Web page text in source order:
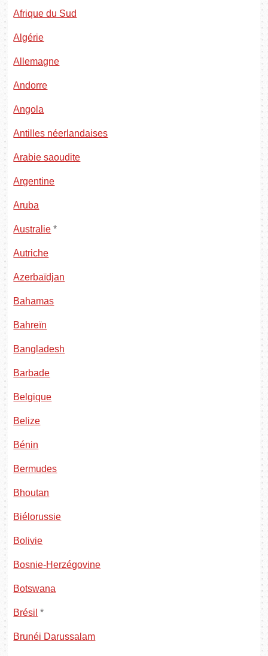
Afrique du Sud
Algérie
Allemagne
Andorre
Angola
Antilles néerlandaises
Arabie saoudite
Argentine
Aruba
Australie *
Autriche
Azerbaïdjan
Bahamas
Bahreïn
Bangladesh
Barbade
Belgique
Belize
Bénin
Bermudes
Bhoutan
Biélorussie
Bolivie
Bosnie-Herzégovine
Botswana
Brésil *
Brunéi Darussalam